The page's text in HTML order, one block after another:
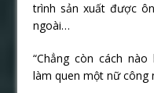
trình sản xuất được
ngoài…
“Chẳng còn cách
làm quen một nữ công